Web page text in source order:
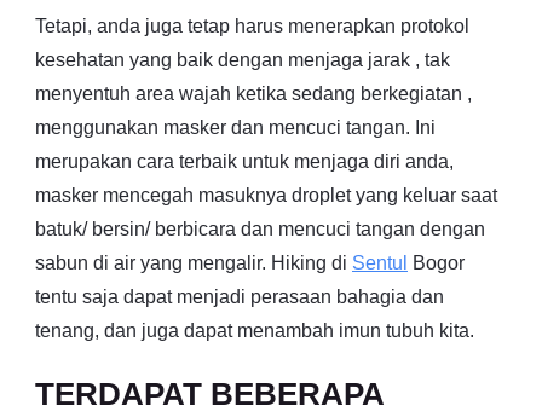
Tetapi, anda juga tetap harus menerapkan protokol
kesehatan yang baik dengan menjaga jarak , tak
menyentuh area wajah ketika sedang berkegiatan ,
menggunakan masker dan mencuci tangan. Ini
merupakan cara terbaik untuk menjaga diri anda,
masker mencegah masuknya droplet yang keluar saat
batuk/ bersin/ berbicara dan mencuci tangan dengan
sabun di air yang mengalir. Hiking di Sentul
Bogor
tentu saja dapat menjadi perasaan bahagia dan
tenang, dan juga dapat menambah imun tubuh kita.
TERDAPAT BEBERAPA